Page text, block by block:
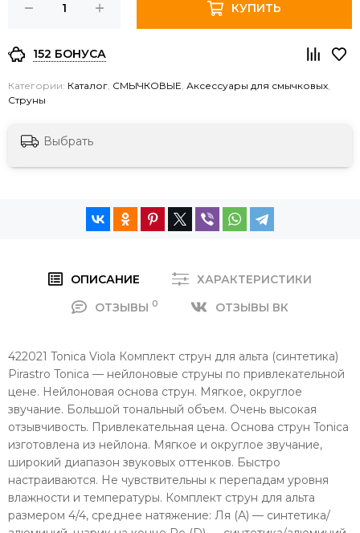
КУПИТЬ
152 БОНУСА
Категории: Каталог, СМЫЧКОВЫЕ, Аксессуары для смычковых,
Струны
Выбрать
ОПИСАНИЕ
ХАРАКТЕРИСТИКИ
ОТЗЫВЫ 0 ОТЗЫВЫ ВК
422021 Tonica Viola Комплект струн для альта (синтетика)
Pirastro Tonica — нейлоновые струны по привлекательной
цене. Нейлоновая основа струн. Мягкое, округлое
звучание. Большой тональный объем. Очень высокая
отзывчивость. Привлекательная цена. Основа струн Tonica
изготовлена из нейлона. Мягкое и округлое звучание,
широкий диапазон звуковых оттенков. Быстро
настраиваются. Не чувствительны к перепадам уровня
влажности и температуры. Комплект струн для альта
размером 4/4, среднее натяжение: Ля (А) — синтетика/